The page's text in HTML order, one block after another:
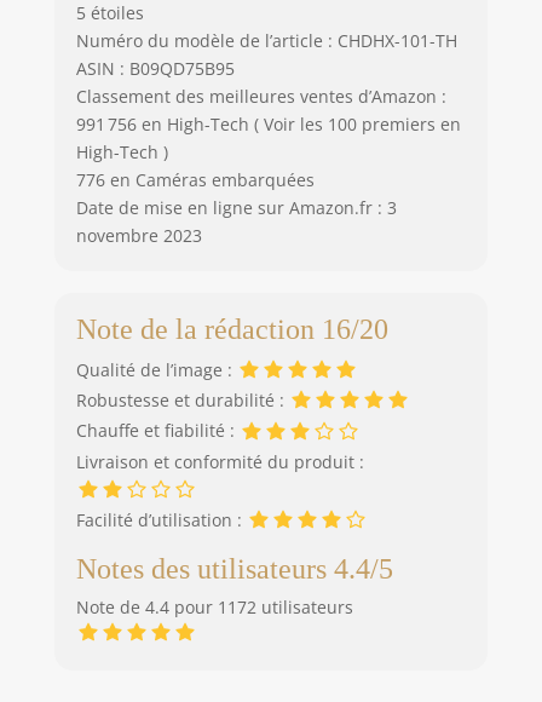
5 étoiles
Numéro du modèle de l’article : CHDHX-101-TH
ASIN : B09QD75B95
Classement des meilleures ventes d’Amazon :
991 756 en High-Tech ( Voir les 100 premiers en
High-Tech )
776 en Caméras embarquées
Date de mise en ligne sur Amazon.fr : 3
novembre 2023
Note de la rédaction 16/20
Qualité de l’image :
Robustesse et durabilité :
Chauffe et fiabilité :
Livraison et conformité du produit :
Facilité d’utilisation :
Notes des utilisateurs 4.4/5
Note de 4.4 pour 1172 utilisateurs